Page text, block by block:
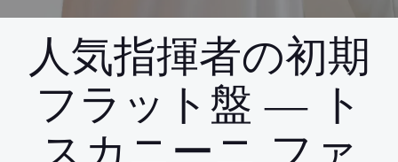
人気指揮者の初期
フラット盤 ― ト
スカニーニ ファ